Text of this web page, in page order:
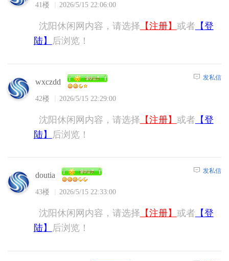
41楼 2026/5/15 22:06:00
沈阳休闲网内容，请选择 【注册】 或者 【登
陆】
后浏览！
wxczdd
42楼 2026/5/15 22:29:00
发私信
沈阳休闲网内容，请选择 【注册】 或者 【登
陆】
后浏览！
doutia
43楼 2026/5/15 22:33:00
发私信
沈阳休闲网内容，请选择 【注册】 或者 【登
陆】
后浏览！